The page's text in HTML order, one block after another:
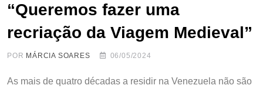
“Queremos fazer uma
recriação da Viagem Medieval”
POR MÁRCIA SOARES 06/05/2024
As mais de quatro décadas a residir na Venezuela não são